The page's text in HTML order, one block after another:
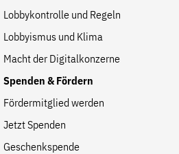
Lobbykontrolle und Regeln
Lobbyismus und Klima
Macht der Digitalkonzerne
Spenden & Fördern
Fördermitglied werden
Jetzt Spenden
Geschenkspende